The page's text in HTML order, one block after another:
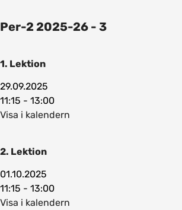
Per-2 2025-26 - 3
1. Lektion
29.09.2025
11:15 - 13:00
Visa i kalendern
2. Lektion
01.10.2025
11:15 - 13:00
Visa i kalendern